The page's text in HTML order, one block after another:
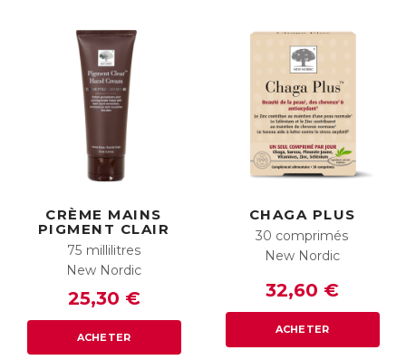
CRÈME MAINS
PIGMENT CLAIR
75 millilitres
New Nordic
25,30 €
ACHETER
CHAGA PLUS
30 comprimés
New Nordic
32,60 €
ACHETER